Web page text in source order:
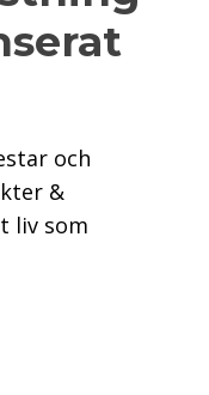
och
&
liv som